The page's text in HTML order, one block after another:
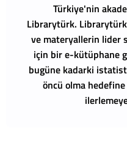
Türkiye'nin
Librarytürk.
ve materyallerin lider
için bir e-kütüphane
bugüne kadarki
öncü olma